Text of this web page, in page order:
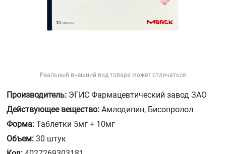
Реальный внешний вид товара может отличаться
Производитель: ЭГИС Фармацевтический завод ЗАО
Действующее вещество: Амлодипин, Бисопролол
Форма: Таблетки 5мг + 10мг
Объем: 30 штук